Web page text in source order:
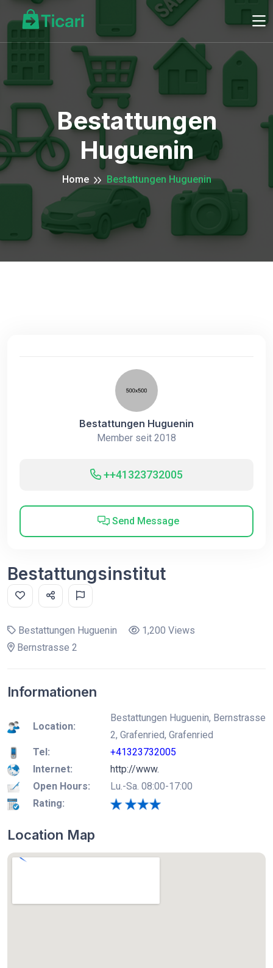
Bestattungen
Huguenin
Home Bestattungen Huguenin
Bestattungen Huguenin
Member seit 2018
++41323732005
Send Message
Bestattungsinstitut
Bestattungen Huguenin
1,200 Views
Bernstrasse 2
Informationen
Location:
Bestattungen Huguenin, Bernstrasse
2, Grafenried, Grafenried
Tel:
+41323732005
Internet:
http://www.
Open Hours:
Lu.-Sa. 08:00-17:00
Rating:
Location Map